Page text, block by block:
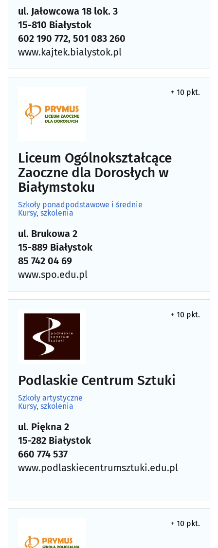
ul. Jałowcowa 18 lok. 3
15-810 Białystok
602 190 772, 501 083 260
www.kajtek.bialystok.pl
+ 10 pkt.
Liceum Ogólnokształcące
Zaoczne dla Dorosłych w
Białymstoku
Szkoły ponadpodstawowe i średnie
Kursy, szkolenia
ul. Brukowa 2
15-889 Białystok
85 742 04 69
www.spo.edu.pl
+ 10 pkt.
Podlaskie Centrum Sztuki
Szkoły artystyczne
Kursy, szkolenia
ul. Piękna 2
15-282 Białystok
660 774 537
www.podlaskiecentrumsztuki.edu.pl
+ 10 pkt.